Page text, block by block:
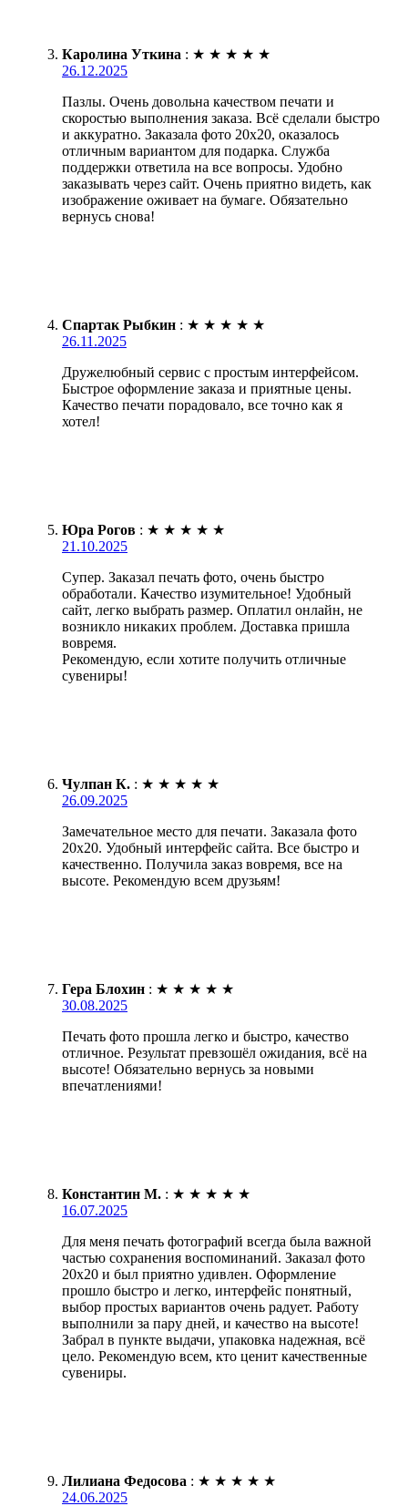
Каролина Уткина : ★ ★ ★ ★ ★
26.12.2025
Пазлы. Очень довольна качеством печати и
скоростью выполнения заказа. Всё сделали быстро
и аккуратно. Заказала фото 20х20, оказалось
отличным вариантом для подарка. Служба
поддержки ответила на все вопросы. Удобно
заказывать через сайт. Очень приятно видеть, как
изображение оживает на бумаге. Обязательно
вернусь снова!
Спартак Рыбкин : ★ ★ ★ ★ ★
26.11.2025
Дружелюбный сервис с простым интерфейсом.
Быстрое оформление заказа и приятные цены.
Качество печати порадовало, все точно как я
хотел!
Юра Рогов : ★ ★ ★ ★ ★
21.10.2025
Супер. Заказал печать фото, очень быстро
обработали. Качество изумительное! Удобный
сайт, легко выбрать размер. Оплатил онлайн, не
возникло никаких проблем. Доставка пришла
вовремя.
Рекомендую, если хотите получить отличные
сувениры!
Чулпан К. : ★ ★ ★ ★ ★
26.09.2025
Замечательное место для печати. Заказала фото
20х20. Удобный интерфейс сайта. Все быстро и
качественно. Получила заказ вовремя, все на
высоте. Рекомендую всем друзьям!
Гера Блохин : ★ ★ ★ ★ ★
30.08.2025
Печать фото прошла легко и быстро, качество
отличное. Результат превзошёл ожидания, всё на
высоте! Обязательно вернусь за новыми
впечатлениями!
Константин М. : ★ ★ ★ ★ ★
16.07.2025
Для меня печать фотографий всегда была важной
частью сохранения воспоминаний. Заказал фото
20х20 и был приятно удивлен. Оформление
прошло быстро и легко, интерфейс понятный,
выбор простых вариантов очень радует. Работу
выполнили за пару дней, и качество на высоте!
Забрал в пункте выдачи, упаковка надежная, всё
цело. Рекомендую всем, кто ценит качественные
сувениры.
Лилиана Федосова : ★ ★ ★ ★ ★
24.06.2025